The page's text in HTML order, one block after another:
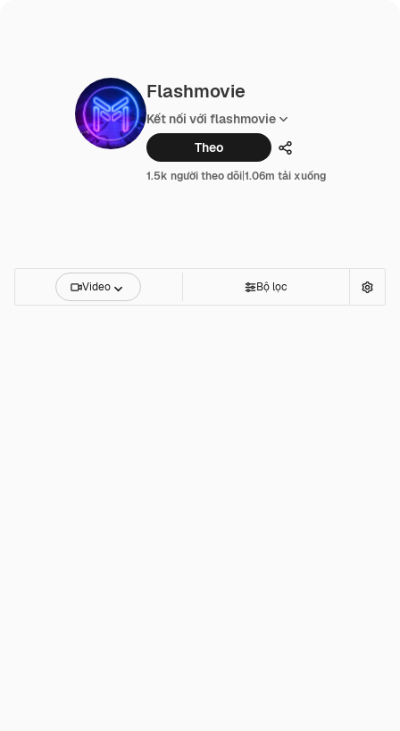
Flashmovie
Kết nối với flashmovie
Theo
Chia sẻ
1.5k người theo dõi|1.06m tải xuống
Video Bộ lọc